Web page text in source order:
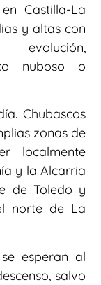
Castilla-La
y altas con
evolución,
nuboso o
Chubascos
zonas de
localmente
y la Alcarria
de Toledo y
norte de La
esperan al
salvo